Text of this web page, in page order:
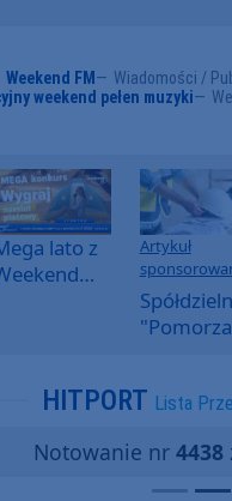
Weekend FM
Wiadomości /
weekend pełen muzyki
lato z
Artykuł
i ofertach
najmu
HITPORT Lista
Notowanie nr 4438